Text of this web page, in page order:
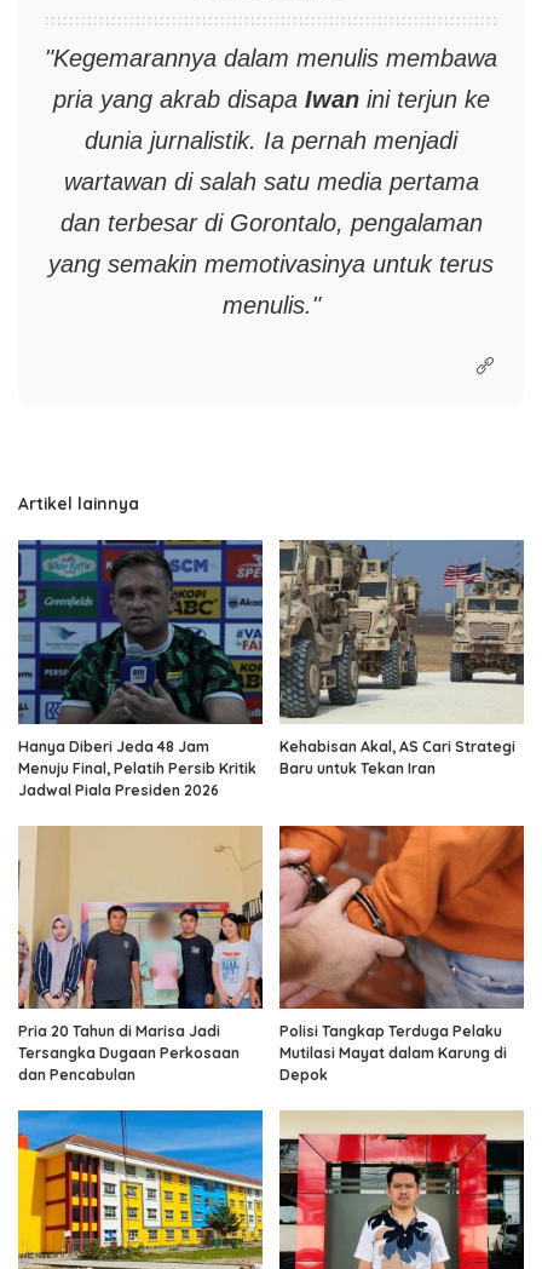
"Kegemarannya dalam menulis membawa
pria yang akrab disapa Iwanini terjun ke
dunia jurnalistik. Ia pernah menjadi
wartawan di salah satu media pertama
dan terbesar di Gorontalo, pengalaman
yang semakin memotivasinya untuk terus
menulis."
Artikel lainnya
Hanya Diberi Jeda 48 Jam
Menuju Final, Pelatih Persib Kritik
Jadwal Piala Presiden 2026
Kehabisan Akal, AS Cari Strategi
Baru untuk Tekan Iran
Pria 20 Tahun di Marisa Jadi
Tersangka Dugaan Perkosaan
dan Pencabulan
Polisi Tangkap Terduga Pelaku
Mutilasi Mayat dalam Karung di
Depok